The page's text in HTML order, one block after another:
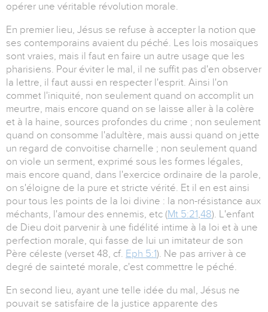
opérer une véritable révolution morale.
En premier lieu, Jésus se refuse à accepter la notion que
ses contemporains avaient du péché. Les lois mosaïques
sont vraies, mais il faut en faire un autre usage que les
pharisiens. Pour éviter le mal, il ne suffit pas d'en observer
la lettre, il faut aussi en respecter l'esprit. Ainsi l'on
commet l'iniquité, non seulement quand on accomplit un
meurtre, mais encore quand on se laisse aller à la colère
et à la haine, sources profondes du crime ; non seulement
quand on consomme l'adultère, mais aussi quand on jette
un regard de convoitise charnelle ; non seulement quand
on viole un serment, exprimé sous les formes légales,
mais encore quand, dans l'exercice ordinaire de la parole,
on s'éloigne de la pure et stricte vérité. Et il en est ainsi
pour tous les points de la loi divine : la non-résistance aux
méchants, l'amour des ennemis, etc (Mt 5:21,48). L'enfant
de Dieu doit parvenir à une fidélité intime à la loi et à une
perfection morale, qui fasse de lui un imitateur de son
Père céleste (verset 48, cf. Eph 5:1). Ne pas arriver à ce
degré de sainteté morale, c'est commettre le péché.
En second lieu, ayant une telle idée du mal, Jésus ne
pouvait se satisfaire de la justice apparente des